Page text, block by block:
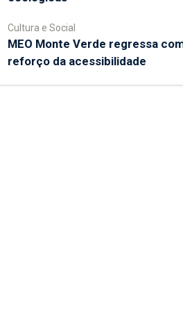
Cultura e Social
MEO Monte Verde regressa
reforço da acessibilidade